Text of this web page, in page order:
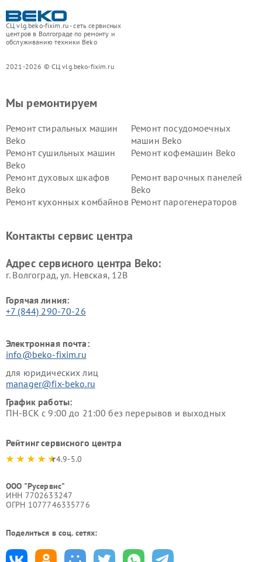
СЦ vlg.beko-fixim.ru - сеть сервисных
центров в Волгограде по ремонту и
обслуживанию техники Beko
2021-2026 © СЦ vlg.beko-fixim.ru
Мы ремонтируем
Ремонт стиральных машин
Beko
Ремонт посудомоечных
машин Beko
Ремонт сушильных машин
Beko
Ремонт кофемашин Beko
Ремонт духовых шкафов
Beko
Ремонт варочных панелей
Beko
Ремонт кухонных комбайнов Ремонт парогенераторов
Ремонт холодильников Beko Ремонт морозильных камер
Контакты сервис центра
Адрес сервисного центра Beko:
г. Волгоград, ул. Невская, 12В
Горячая линия:
+7 (844) 290-70-26
Электронная почта:
info@beko-fixim.ru
для юридических лиц
manager@fix-beko.ru
График работы:
ПН-ВСК с 9:00 до 21:00 без перерывов и выходных
Рейтинг сервисного центра
4.9-5.0
ООО "Русервис"
ИНН 7702633247
ОГРН 1077746335776
Поделиться в соц. сетях: